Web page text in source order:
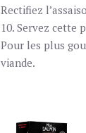
Rectifiez
10. Servez cette
Pour les plus
viande.